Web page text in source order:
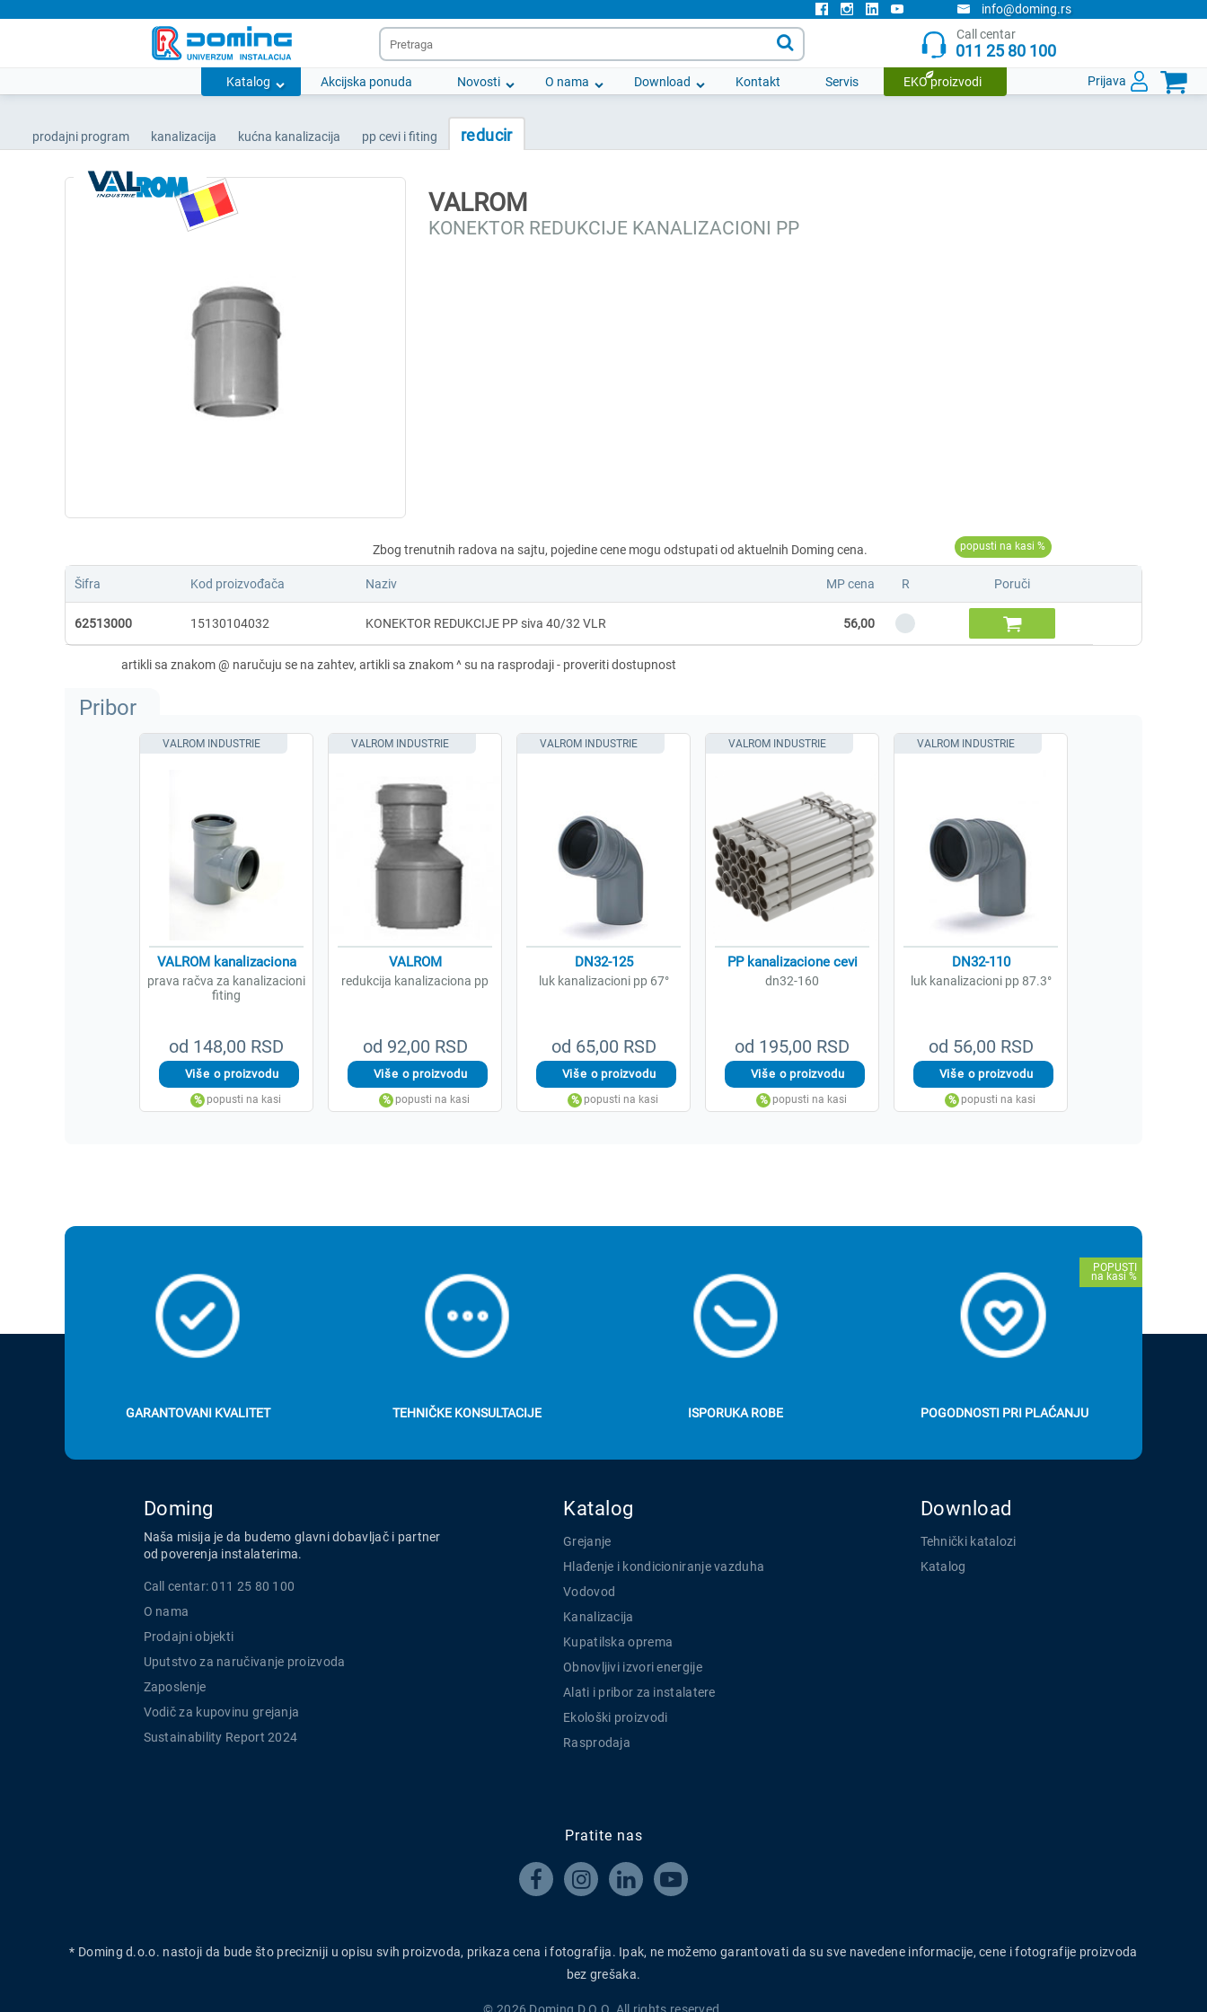
info@doming.rs
Call centar
011 25 80 100
Katalog Akcijska ponuda Novosti O nama Download Kontakt Servis EKO proizvodi Prijava 

prodajni program kanalizacija kućna kanalizacija pp cevi i fiting reducir
VALROM
KONEKTOR REDUKCIJE KANALIZACIONI PP
Šifra Kod proizvođača Naziv MP cena R Poruči
62513000 15130104032 KONEKTOR REDUKCIJE PP siva 40/32 VLR 56,00 
Pribor
od 148,00 RSD
VALROM kanalizaciona
prava račva za kanalizacioni
fiting
VALROM INDUSTRIE
od 92,00 RSD
VALROM
redukcija kanalizaciona pp
VALROM INDUSTRIE
od 65,00 RSD
DN32-125
luk kanalizacioni pp 67°
VALROM INDUSTRIE
od 195,00 RSD
PP kanalizacione cevi
dn32-160
VALROM INDUSTRIE
od 56,00 RSD
DN32-110
luk kanalizacioni pp 87.3°
VALROM INDUSTRIE
GARANTOVANI KVALITET TEHNIČKE KONSULTACIJE ISPORUKA ROBE POGODNOSTI PRI PLAĆANJU
Doming
Naša misija je da budemo glavni dobavljač i partner
od poverenja instalaterima.
Call centar: 011 25 80 100
O nama
Prodajni objekti
Uputstvo za naručivanje proizvoda
Zaposlenje
Vodič za kupovinu grejanja
Sustainability Report 2024
Katalog
Grejanje
Hlađenje i kondicioniranje vazduha
Vodovod
Kanalizacija
Kupatilska oprema
Obnovljivi izvori energije
Alati i pribor za instalatere
Ekološki proizvodi
Rasprodaja
Download
Tehnički katalozi
Katalog
Pratite nas
   
* Doming d.o.o. nastoji da bude što precizniji u opisu svih proizvoda, prikaza cena i fotografija. Ipak, ne možemo garantovati da su sve navedene informacije, cene i fotografije proizvoda
bez grešaka.